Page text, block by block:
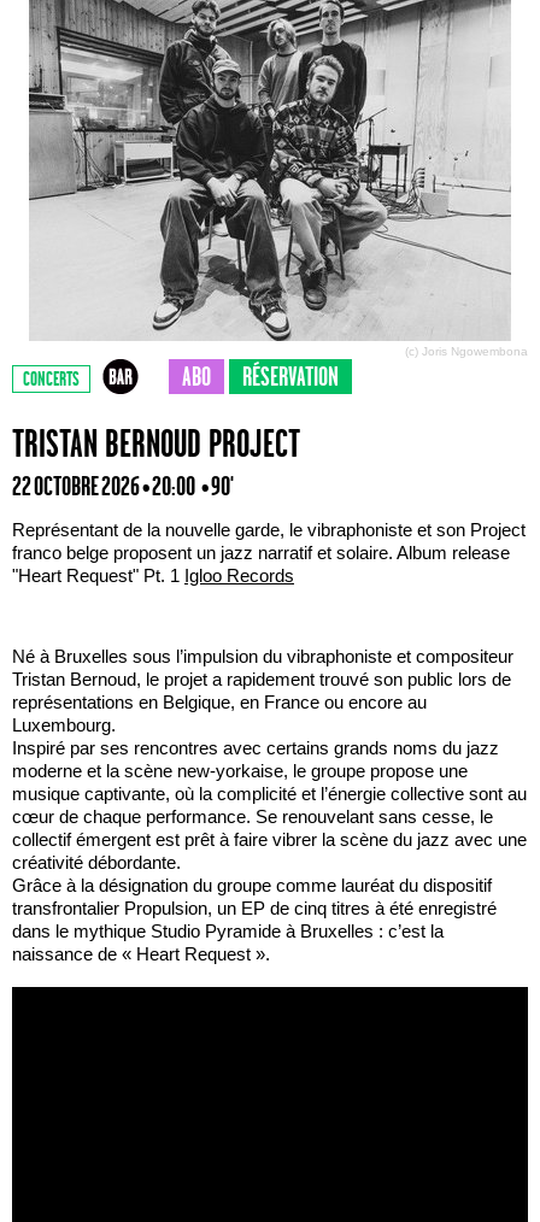
(c) Joris Ngowembona
CONCERTS ABO RÉSERVATION
TRISTAN BERNOUD PROJECT
22 OCTOBRE 2026 • 20:00 • 90'
Représentant de la nouvelle garde, le vibraphoniste et son Project
franco belge proposent un jazz narratif et solaire. Album release
"Heart Request" Pt. 1 Igloo Records
Né à Bruxelles sous l’impulsion du vibraphoniste et compositeur
Tristan Bernoud, le projet a rapidement trouvé son public lors de
représentations en Belgique, en France ou encore au
Luxembourg.
Inspiré par ses rencontres avec certains grands noms du jazz
moderne et la scène new-yorkaise, le groupe propose une
musique captivante, où la complicité et l’énergie collective sont au
cœur de chaque performance. Se renouvelant sans cesse, le
collectif émergent est prêt à faire vibrer la scène du jazz avec une
créativité débordante.
Grâce à la désignation du groupe comme lauréat du dispositif
transfrontalier Propulsion, un EP de cinq titres à été enregistré
dans le mythique Studio Pyramide à Bruxelles : c’est la
naissance de « Heart Request ».